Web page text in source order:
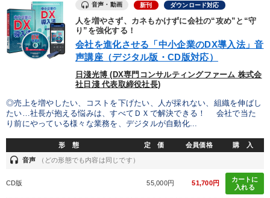
リベラルアーツ 通販 広報・PR 思考法 いい会社
※「更新」を押すと「タグ・キーワード」を更新いただけます。
音声・動画 新刊 ダウンロード対応
人を増やさず、カネもかけずに会社の“攻め”と“守
り”を強化する！
会社を進化させる「中小企業のDX導入法」音
声講座（デジタル版・CD版対応）
日淺光博 (DX専門コンサルティングファーム 株式会
社日淺 代表取締役社長)
◎売上を増やしたい、コストを下げたい、人が採れない、組織を伸ばし
たい…社長が抱える悩みは、すべてＤＸで解決できる！ 会社で当た
り前にやっている様々な業務を、デジタルが自動化...
形 態 定 価 会員価格 購 入
headset 音声 （どの形態でも内容は同じです）
CD版 55,000円 51,700円
カートに
入れる